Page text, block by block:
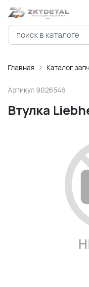
Главная Каталог
Артикул 9026546
Втулка